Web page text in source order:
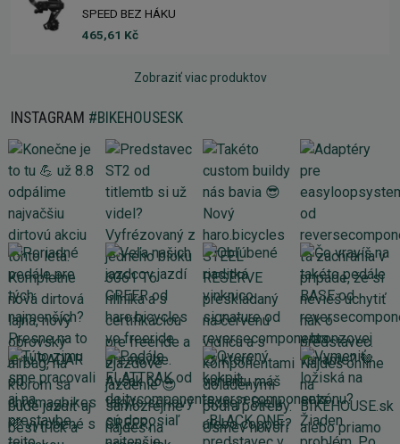
SPEED BEZ HÁKU
465,61 Kč
Zobraziť viac produktov
INSTAGRAM #BIKEHOUSESK